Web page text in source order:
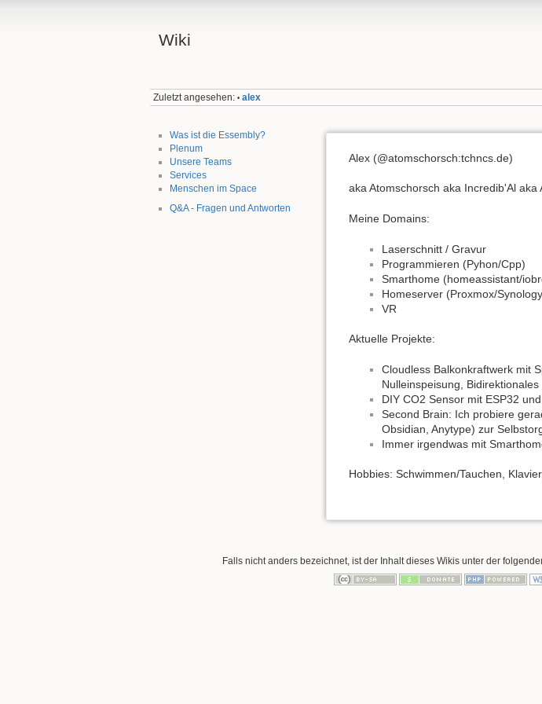
Wiki
Zuletzt angesehen: • alex
Was ist die Essembly?
Plenum
Unsere Teams
Services
Menschen im Space
Q&A - Fragen und Antworten
Alex (@atomschorsch:tchncs.de)
aka Atomschorsch aka Incredib'Al aka
Meine Domains:
Laserschnitt / Gravur
Programmieren (Pyhon/Cpp)
Smarthome (homeassistant/
Homeserver (Proxmox/
VR
Aktuelle Projekte:
Cloudless Balkonkraftwerk mit
Nulleinspeisung,
DIY CO2 Sensor mit ESP32
Second Brain: Ich probiere
Obsidian, Anytype) zur
Immer irgendwas mit
Hobbies: Schwimmen/Tauchen,
Falls nicht anders bezeichnet, ist der Inhalt dieses Wikis unter der